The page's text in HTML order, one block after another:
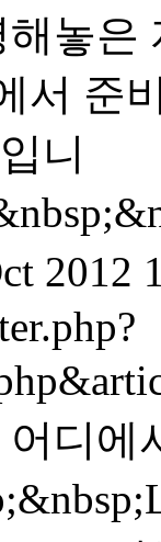
놓은
서 준
니
2012
디에